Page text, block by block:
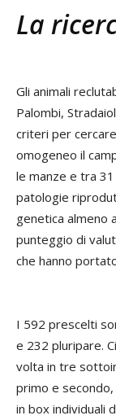
La
Gli animali
Palombi,
criteri per
omogeneo il
le manze e tra
patologie
genetica almeno
punteggio di
che hanno
I 592 prescelti
e 232 pluripare.
volta in tre
primo e
in box individuali